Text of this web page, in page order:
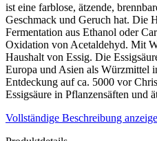
ist eine farblose, ätzende,
Geschmack und Geruch hat. Die
Fermentation aus Ethanol oder
Oxidation von Acetaldehyd. Mit
Haushalt von Essig. Die
Europa und Asien als Würzmittel
Entdeckung auf ca. 5000 vor
Essigsäure in Pflanzensäften und
Vollständige Beschreibung